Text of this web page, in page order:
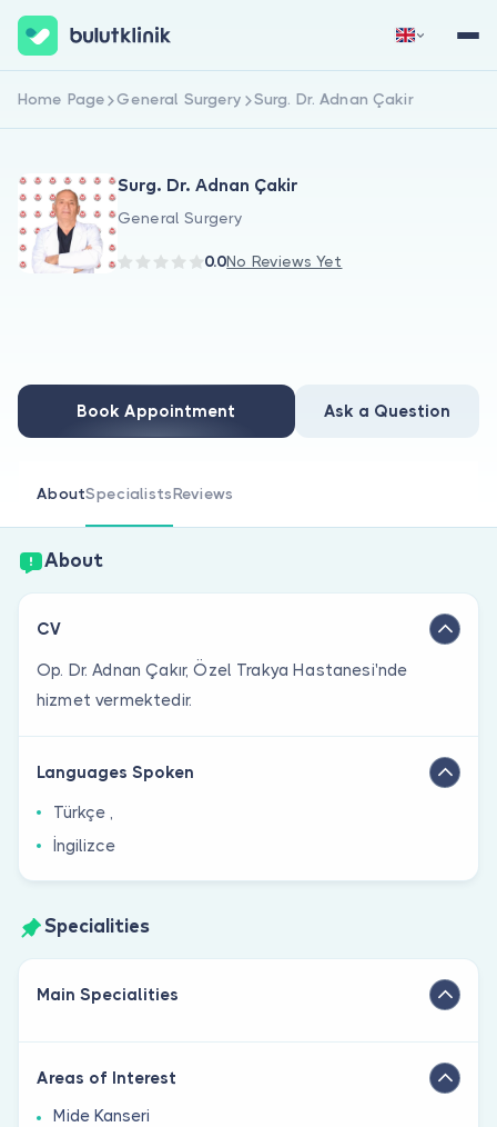
For Doctors
Are you a doctor?
Sign Up Now Sign In
Home Page General Surgery Surg. Dr. Adnan Çakir
Surg. Dr. Adnan Çakir
General Surgery
0.0No Reviews Yet
Book Appointment Ask a Question
AboutSpecialistsReviews
About
CV
Op. Dr. Adnan Çakır, Özel Trakya Hastanesi'nde
hizmet vermektedir.
Languages Spoken
Türkçe ,
İngilizce
Specialities
Main Specialities
Areas of Interest
Mide Kanseri